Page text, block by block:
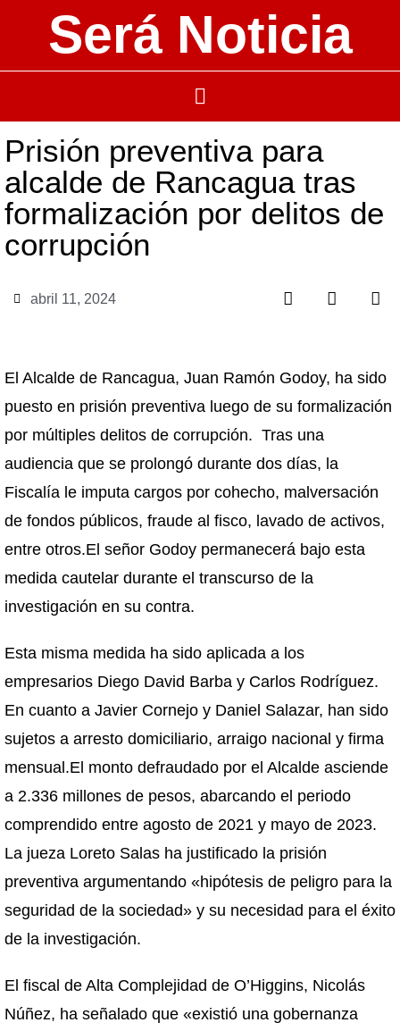
Será Noticia
Prisión preventiva para
alcalde de Rancagua tras
formalización por delitos de
corrupción
abril 11, 2024
El Alcalde de Rancagua, Juan Ramón Godoy, ha sido
puesto en prisión preventiva luego de su formalización
por múltiples delitos de corrupción. Tras una
audiencia que se prolongó durante dos días, la
Fiscalía le imputa cargos por cohecho, malversación
de fondos públicos, fraude al fisco, lavado de activos,
entre otros.El señor Godoy permanecerá bajo esta
medida cautelar durante el transcurso de la
investigación en su contra.
Esta misma medida ha sido aplicada a los
empresarios Diego David Barba y Carlos Rodríguez.
En cuanto a Javier Cornejo y Daniel Salazar, han sido
sujetos a arresto domiciliario, arraigo nacional y firma
mensual.El monto defraudado por el Alcalde asciende
a 2.336 millones de pesos, abarcando el periodo
comprendido entre agosto de 2021 y mayo de 2023.
La jueza Loreto Salas ha justificado la prisión
preventiva argumentando «hipótesis de peligro para la
seguridad de la sociedad» y su necesidad para el éxito
de la investigación.
El fiscal de Alta Complejidad de O’Higgins, Nicolás
Núñez, ha señalado que «existió una gobernanza